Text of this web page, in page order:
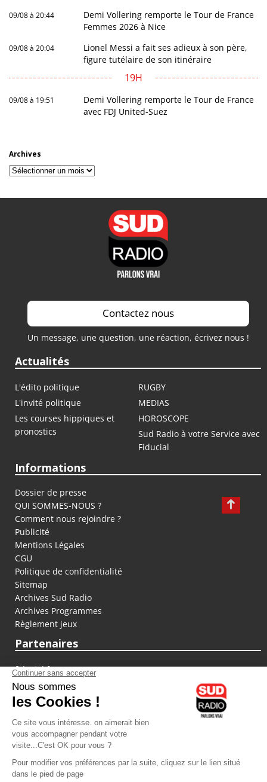
09/08 à 20:44
Demi Vollering remporte le Tour de France
Femmes 2026 à Nice
09/08 à 20:04
Lionel Messi a fait ses adieux à son père,
figure tutélaire de son itinéraire
19H
09/08 à 19:51
Demi Vollering remporte le Tour de France
avec FDJ United-Suez
Archives
Archives
Contactez nous
Un message, une question, une réaction, écrivez nous !
Actualités
L'édito politique
RUGBY
L'invité politique
MEDIAS
Les courses hippiques et
pronostics
HOROSCOPE
Sud Radio à votre Service avec
Fiducial
Informations
Dossier de presse
QUI SOMMES-NOUS ?
Comment nous rejoindre ?
Publicité
Mentions Légales
CGU
Politique de confidentialité
Sitemap
Archives Sud Radio
Archives Programmes
Règlement jeux
Partenaires
fiducial.fr
lyoncapitale.fr
olympique-et-lyonnais.com
L'application Iphone / Android
Téléchargez l'application